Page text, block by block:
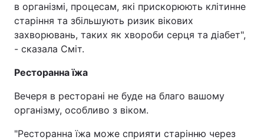
в організмі, процесам, які прискорюють клітинне
старіння та збільшують ризик вікових
захворювань, таких як хвороби серця та діабет",
- сказала Сміт.
Ресторанна їжа
Вечеря в ресторані не буде на благо вашому
організму, особливо з віком.
"Ресторанна їжа може сприяти старінню через